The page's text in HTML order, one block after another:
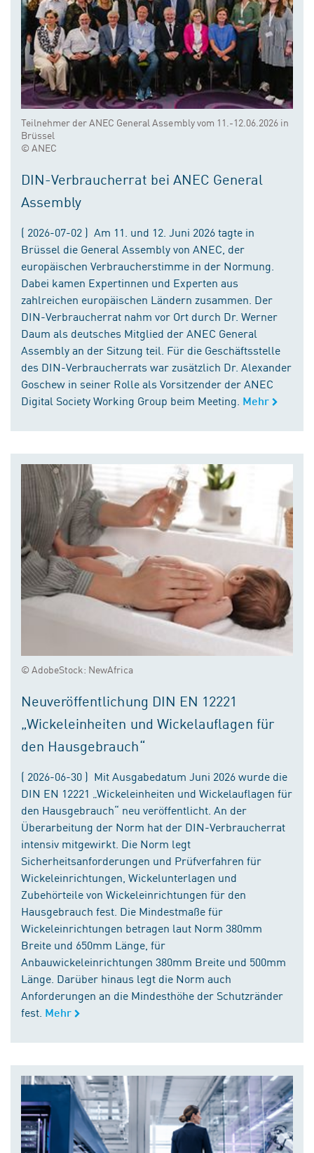
Teilnehmer der ANEC General Assembly vom 11.-12.06.2026 in
Brüssel
© ANEC
DIN-Verbraucherrat bei ANEC General
Assembly
( 2026-07-02 ) Am 11. und 12. Juni 2026 tagte in
Brüssel die General Assembly von ANEC, der
europäischen Verbraucherstimme in der Normung.
Dabei kamen Expertinnen und Experten aus
zahlreichen europäischen Ländern zusammen. Der
DIN-Verbraucherrat nahm vor Ort durch Dr. Werner
Daum als deutsches Mitglied der ANEC General
Assembly an der Sitzung teil. Für die Geschäftsstelle
des DIN-Verbraucherrats war zusätzlich Dr. Alexander
Goschew in seiner Rolle als Vorsitzender der ANEC
Digital Society Working Group beim Meeting. Mehr
© AdobeStock: NewAfrica
Neuveröffentlichung DIN EN 12221
„Wickeleinheiten und Wickelauflagen für
den Hausgebrauch“
( 2026-06-30 ) Mit Ausgabedatum Juni 2026 wurde die
DIN EN 12221 „Wickeleinheiten und Wickelauflagen für
den Hausgebrauch“ neu veröffentlicht. An der
Überarbeitung der Norm hat der DIN-Verbraucherrat
intensiv mitgewirkt. Die Norm legt
Sicherheitsanforderungen und Prüfverfahren für
Wickeleinrichtungen, Wickelunterlagen und
Zubehörteile von Wickeleinrichtungen für den
Hausgebrauch fest. Die Mindestmaße für
Wickeleinrichtungen betragen laut Norm 380mm
Breite und 650mm Länge, für
Anbauwickeleinrichtungen 380mm Breite und 500mm
Länge. Darüber hinaus legt die Norm auch
Anforderungen an die Mindesthöhe der Schutzränder
fest. Mehr